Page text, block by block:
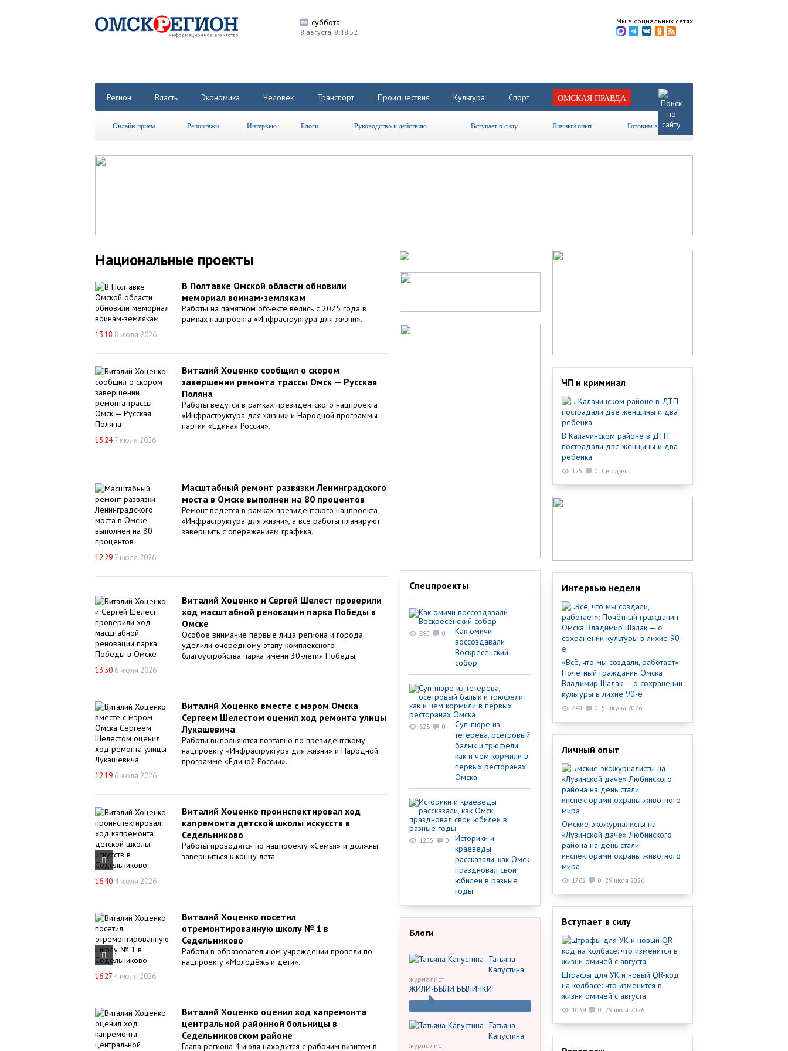
суббота
8 августа, 8:48:53
Мы в социальных сетях
Регион Власть Экономика Человек Транспорт Происшествия Культура Спорт ОМСКАЯ ПРАВДА
Онлайн-прием Репортажи Интервью Блоги Руководство к действию Вступает в силу Личный опыт Готовим вместе
Национальные проекты
13:18 8 июля 2026
В Полтавке Омской области обновили
мемориал воинам-землякам
Работы на памятном объекте велись с 2025 года в
рамках нацпроекта «Инфраструктура для жизни».
15:24 7 июля 2026
Виталий Хоценко сообщил о скором
завершении ремонта трассы Омск — Русская
Поляна
Работы ведутся в рамках президентского нацпроекта
«Инфраструктура для жизни» и Народной программы
партии «Единая Россия».
12:29 7 июля 2026
Масштабный ремонт развязки Ленинградского
моста в Омске выполнен на 80 процентов
Ремонт ведется в рамках президентского нацпроекта
«Инфраструктура для жизни», а все работы планируют
завершить с опережением графика.
13:50 6 июля 2026
Виталий Хоценко и Сергей Шелест проверили
ход масштабной реновации парка Победы в
Омске
Особое внимание первые лица региона и города
уделили очередному этапу комплексного
благоустройства парка имени 30-летия Победы.
12:19 6 июля 2026
Виталий Хоценко вместе с мэром Омска
Сергеем Шелестом оценил ход ремонта улицы
Лукашевича
Работы выполняются поэтапно по президентскому
нацпроекту «Инфраструктура для жизни» и Народной
программе «Единой России».

16:40 4 июля 2026
Виталий Хоценко проинспектировал ход
капремонта детской школы искусств в
Седельниково
Работы проводятся по нацпроекту «Семья» и должны
завершиться к концу лета.

16:27 4 июля 2026
Виталий Хоценко посетил
отремонтированную школу № 1 в
Седельниково
Работы в образовательном учреждении провели по
нацпроекту «Молодёжь и дети».
Виталий Хоценко оценил ход капремонта
центральной районной больницы в
Седельниковском районе
Глава региона 4 июля находится с рабочим визитом в
Спецпроекты
Как омичи
воссоздавали
Воскресенский
собор
895 0
Суп-пюре из
тетерева, осетровый
балык и трюфели:
как и чем кормили в
первых ресторанах
Омска
828 0
Историки и
краеведы
рассказали, как Омск
праздновал свои
юбилеи в разные
годы
1255 0
Блоги
Татьяна
Капустина
журналист
ЖИЛИ-БЫЛИ БЫЛИЧКИ
Татьяна
Капустина
журналист
ЧП и криминал
В Калачинском районе в ДТП
пострадали две женщины и два
ребенка
125 0 Сегодня
Интервью недели
«Всё, что мы создали, работает»:
Почётный гражданин Омска
Владимир Шалак — о сохранении
культуры в лихие 90-е
740 0 5 августа 2026
Личный опыт
Омские экожурналисты на
«Лузинской даче» Любинского
района на день стали
инспекторами охраны животного
мира
1762 0 29 июля 2026
Вступает в силу
Штрафы для УК и новый QR-код
на колбасе: что изменится в
жизни омичей с августа
1039 0 29 июля 2026